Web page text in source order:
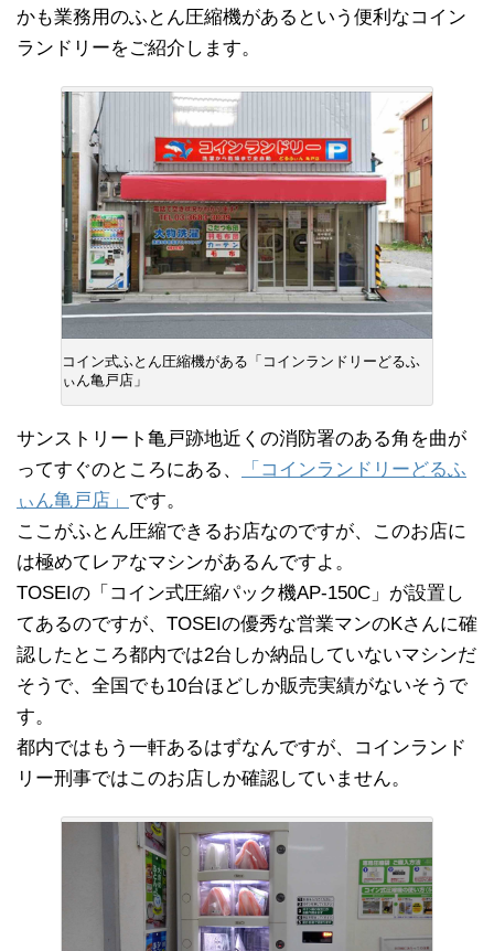
かも業務用のふとん圧縮機があるという便利なコイン
ランドリーをご紹介します。
コイン式ふとん圧縮機がある「コインランドリーどるふ
ぃん亀戸店」
サンストリート亀戸跡地近くの消防署のある角を曲が
ってすぐのところにある、
「コインランドリーどるふ
ぃん亀戸店」 です。
ここがふとん圧縮できるお店なのですが、このお店に
は極めてレアなマシンがあるんですよ。
TOSEIの「コイン式圧縮パック機AP-150C」が設置し
てあるのですが、TOSEIの優秀な営業マンのKさんに確
認したところ都内では2台しか納品していないマシンだ
そうで、全国でも10台ほどしか販売実績がないそうで
す。
都内ではもう一軒あるはずなんですが、コインランド
リー刑事ではこのお店しか確認していません。